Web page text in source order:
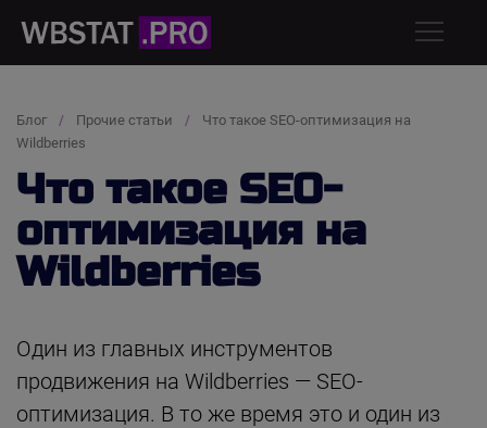
Блог Прочие статьи
Что такое SEO-оптимизация на
Wildberries
Что такое SEO-
оптимизация на
Wildberries
Один из главных инструментов
продвижения на Wildberries — SEO-
оптимизация. В то же время это и один из